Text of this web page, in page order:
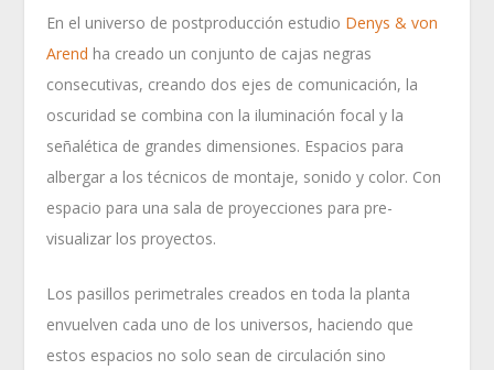
En el universo de postproducción estudio Denys & von
Arend ha creado un conjunto de cajas negras
consecutivas, creando dos ejes de comunicación, la
oscuridad se combina con la iluminación focal y la
señalética de grandes dimensiones. Espacios para
albergar a los técnicos de montaje, sonido y color. Con
espacio para una sala de proyecciones para pre-
visualizar los proyectos.
Los pasillos perimetrales creados en toda la planta
envuelven cada uno de los universos, haciendo que
estos espacios no solo sean de circulación sino